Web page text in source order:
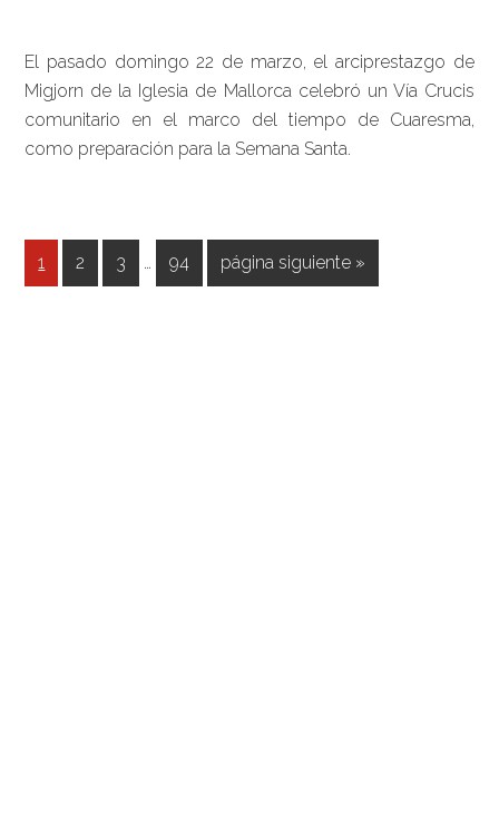
El pasado domingo 22 de marzo, el arciprestazgo de
Migjorn de la Iglesia de Mallorca celebró un Vía Crucis
comunitario en el marco del tiempo de Cuaresma,
como preparación para la Semana Santa.
Página
1 Página
2 Página
3
Páginas
intermedias
… Página
94
Ir
a
página siguiente »